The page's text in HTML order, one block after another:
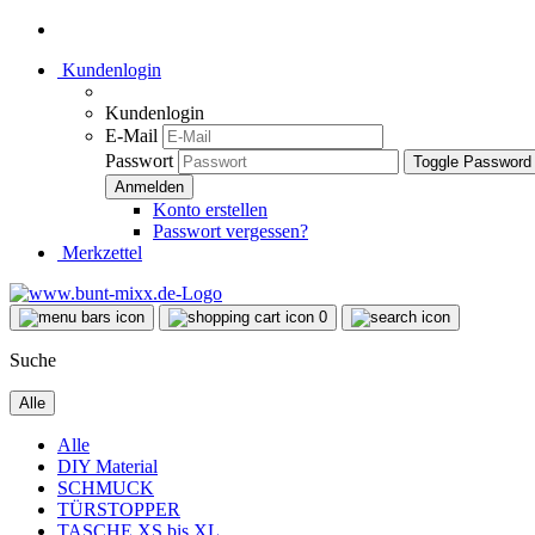
Kundenlogin
Kundenlogin
E-Mail
Passwort
Toggle
Konto erstellen
Passwort vergessen?
Merkzettel
0
Suche
Alle
Alle
DIY Material
SCHMUCK
TÜRSTOPPER
TASCHE XS bis XL